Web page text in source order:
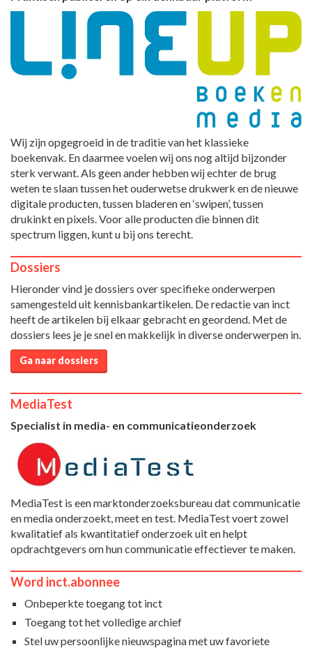
Wij zijn opgegroeid in de traditie van het klassieke
boekenvak. En daarmee voelen wij ons nog altijd bijzonder
sterk verwant. Als geen ander hebben wij echter de brug
weten te slaan tussen het ouderwetse drukwerk en de nieuwe
digitale producten, tussen bladeren en ‘swipen’, tussen
drukinkt en pixels. Voor alle producten die binnen dit
spectrum liggen, kunt u bij ons terecht.
Dossiers
Hieronder vind je dossiers over specifieke onderwerpen
samengesteld uit kennisbankartikelen. De redactie van inct
heeft de artikelen bij elkaar gebracht en geordend. Met de
dossiers lees je je snel en makkelijk in diverse onderwerpen in.
Ga naar dossiers
MediaTest
Specialist in media- en communicatieonderzoek
MediaTest is een marktonderzoeksbureau dat communicatie
en media onderzoekt, meet en test. MediaTest voert zowel
kwalitatief als kwantitatief onderzoek uit en helpt
opdrachtgevers om hun communicatie effectiever te maken.
Word inct.abonnee
Onbeperkte toegang tot inct
Toegang tot het volledige archief
Stel uw persoonlijke nieuwspagina met uw favoriete